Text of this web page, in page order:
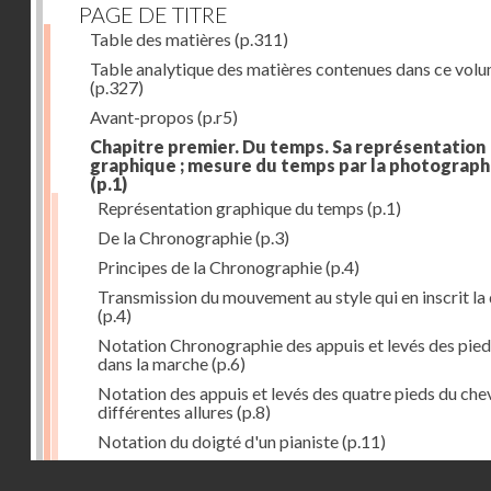
PAGE DE TITRE
Table des matières (p.311)
Table analytique des matières contenues dans ce
(p.327)
Avant-propos (p.r5)
Chapitre premier. Du temps. Sa représentation
graphique ; mesure du temps par la
(p.1)
Représentation graphique du temps (p.1)
De la Chronographie(p.3)
Principes de la Chronographie(p.4)
Transmission du mouvement au style qui en inscrit la
(p.4)
Notation Chronographie des appuis et levés des
dans la marche(p.6)
Notation des appuis et levés des quatre pieds du
différentes allures (p.8)
Notation du doigté d'un pianiste(p.11)